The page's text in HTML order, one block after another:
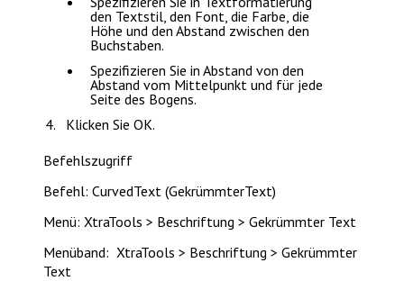
den Textstil, den Font, die Farbe, die
Höhe und den Abstand zwischen den
Buchstaben.
Spezifizieren Sie inAbstand von den
Abstand vom Mittelpunkt und für jede
Seite des Bogens.
Klicken SieOK.
Befehlszugriff
Befehl: CurvedText (GekrümmterText)
Menü: XtraTools > Beschriftung > Gekrümmter Text
Menüband: XtraTools > Beschriftung > Gekrümmter
Text